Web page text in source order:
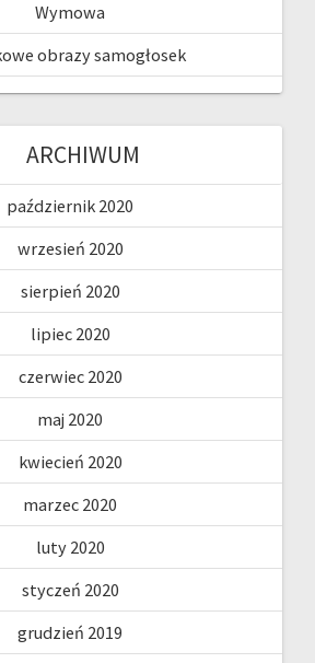
Wymowa
obrazy samogłosek
ARCHIWUM
październik 2020
wrzesień 2020
sierpień 2020
lipiec 2020
czerwiec 2020
maj 2020
kwiecień 2020
marzec 2020
luty 2020
styczeń 2020
grudzień 2019